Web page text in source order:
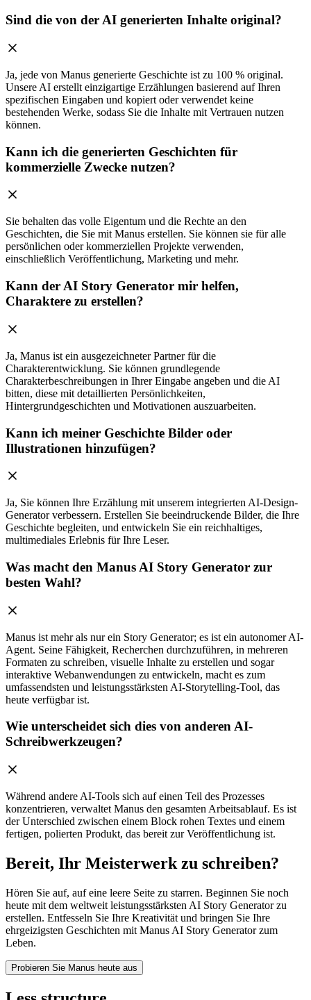
Sind die von der AI generierten Inhalte original?
Ja, jede von Manus generierte Geschichte ist zu 100 % original.
Unsere AI erstellt einzigartige Erzählungen basierend auf Ihren
spezifischen Eingaben und kopiert oder verwendet keine
bestehenden Werke, sodass Sie die Inhalte mit Vertrauen nutzen
können.
Kann ich die generierten Geschichten für
kommerzielle Zwecke nutzen?
Sie behalten das volle Eigentum und die Rechte an den
Geschichten, die Sie mit Manus erstellen. Sie können sie für alle
persönlichen oder kommerziellen Projekte verwenden,
einschließlich Veröffentlichung, Marketing und mehr.
Kann der AI Story Generator mir helfen,
Charaktere zu erstellen?
Ja, Manus ist ein ausgezeichneter Partner für die
Charakterentwicklung. Sie können grundlegende
Charakterbeschreibungen in Ihrer Eingabe angeben und die AI
bitten, diese mit detaillierten Persönlichkeiten,
Hintergrundgeschichten und Motivationen auszuarbeiten.
Kann ich meiner Geschichte Bilder oder
Illustrationen hinzufügen?
Ja, Sie können Ihre Erzählung mit unserem integrierten AI-Design-
Generator verbessern. Erstellen Sie beeindruckende Bilder, die Ihre
Geschichte begleiten, und entwickeln Sie ein reichhaltiges,
multimediales Erlebnis für Ihre Leser.
Was macht den Manus AI Story Generator zur
besten Wahl?
Manus ist mehr als nur ein Story Generator; es ist ein autonomer AI-
Agent. Seine Fähigkeit, Recherchen durchzuführen, in mehreren
Formaten zu schreiben, visuelle Inhalte zu erstellen und sogar
interaktive Webanwendungen zu entwickeln, macht es zum
umfassendsten und leistungsstärksten AI-Storytelling-Tool, das
heute verfügbar ist.
Wie unterscheidet sich dies von anderen AI-
Schreibwerkzeugen?
Während andere AI-Tools sich auf einen Teil des Prozesses
konzentrieren, verwaltet Manus den gesamten Arbeitsablauf. Es ist
der Unterschied zwischen einem Block rohen Textes und einem
fertigen, polierten Produkt, das bereit zur Veröffentlichung ist.
Bereit, Ihr Meisterwerk zu schreiben?
Hören Sie auf, auf eine leere Seite zu starren. Beginnen Sie noch
heute mit dem weltweit leistungsstärksten AI Story Generator zu
erstellen. Entfesseln Sie Ihre Kreativität und bringen Sie Ihre
ehrgeizigsten Geschichten mit Manus AI Story Generatorzum
Leben.
Probieren Sie Manus heute aus